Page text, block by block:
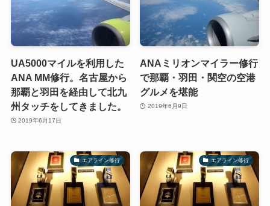
UA5000マイルを利用した
ANA MM修行。名古屋から
那覇と羽田を経由して北九
州タッチをしてきました。
2019年6月17日
ANAミリオンマイラー修行
で那覇・羽田・関空の空港
グルメを堪能
2019年6月9日
エアライン修行 エアライン修行